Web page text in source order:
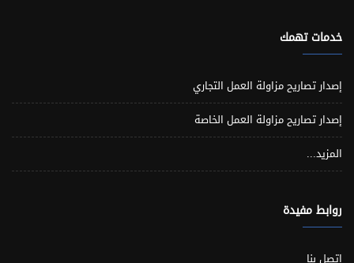
خدمات تهمك
إصدار تصاريح مزاولة العمل التجاري
إصدار تصاريح مزاولة العمل الخاصة
المزيد...
روابط مفيدة
اتصل بنا